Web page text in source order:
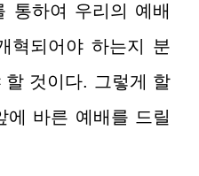
통하여 우리의 예배
혁되어야 하는지 분
할 것이다. 그렇게 할
에 바른 예배를 드릴